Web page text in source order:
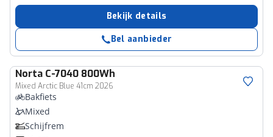
Bekijk details
Bel aanbieder
Norta C-7040 800Wh
Mixed Arctic Blue 41cm 2026
Bakfiets
Mixed
Schijfrem